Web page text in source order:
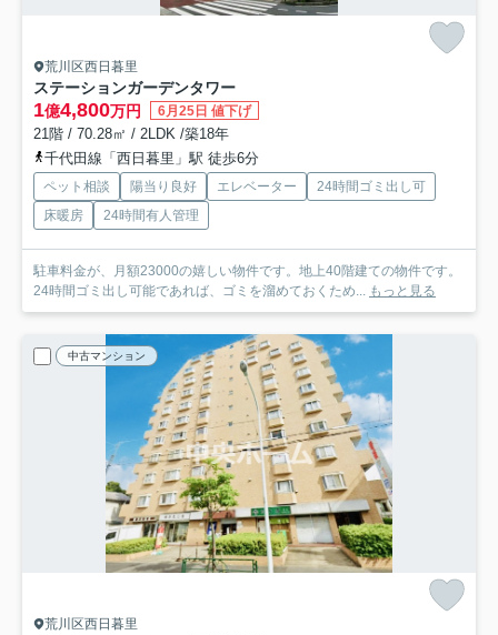
荒川区西日暮里
ステーションガーデンタワー
1億4,800万円 6月25日 値下げ
21階 / 70.28㎡ / 2LDK /築18年
千代田線「西日暮里」駅 徒歩6分
ペット相談 陽当り良好 エレベーター
24時間ゴミ出し可
床暖房
24時間有人管理
駐車料金が、月額23000の嬉しい物件です。地上40階建ての物件です。
24時間ゴミ出し可能であれば、ゴミを溜めておくため... もっと見る
中古マンション
荒川区西日暮里